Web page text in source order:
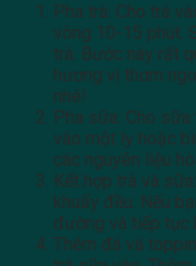
Pha trà: Cho trà
vòng 10-15 phút.
trà. Bước này rất
hương vị thơm
nhé!
Pha sữa: Cho
vào một ly hoặc
các nguyên liệu
Kết hợp trà và
khuấy đều. Nếu
đường và tiếp tục
Thêm đá và